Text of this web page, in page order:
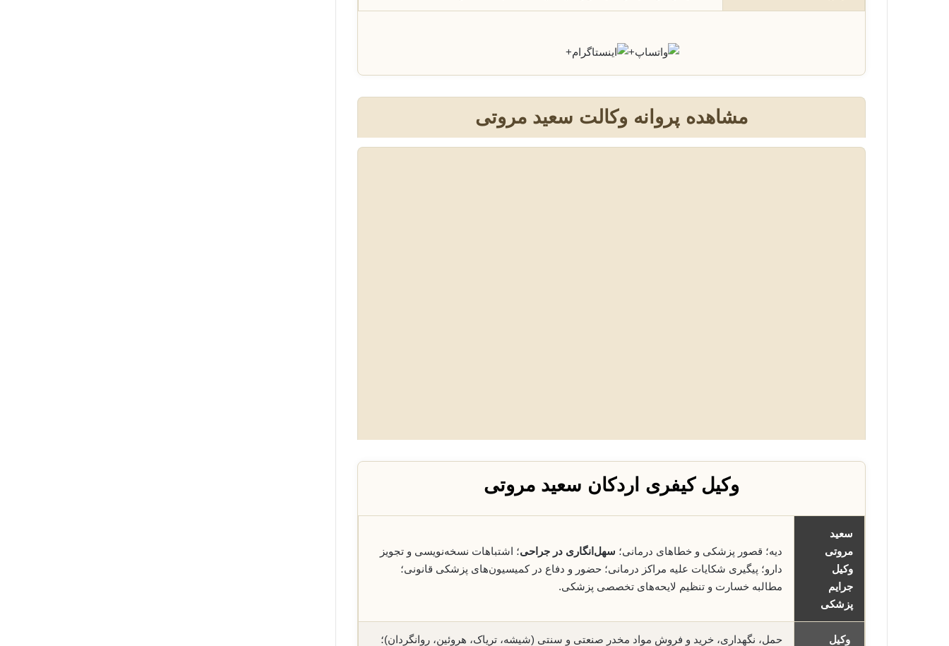
+
+
مشاهده پروانه وکالت سعید مروتی
وکیل کیفری اردکان سعید مروتی
سعید
مروتی
وکیل
جرایم
پزشکی
دیه؛ قصور پزشکی و خطاهای درمانی؛ سهل‌انگاری در جراحی؛ اشتباهات نسخه‌نویسی و تجویز
دارو؛ پیگیری شکایات علیه مراکز درمانی؛ حضور و دفاع در کمیسیون‌های پزشکی قانونی؛
مطالبه خسارت و تنظیم لایحه‌های تخصصی پزشکی.
وکیل
حمل، نگهداری، خرید و فروش مواد مخدر صنعتی و سنتی (شیشه، تریاک، هروئین، روانگردان)؛